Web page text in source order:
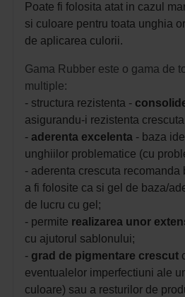
Poate fi folosita atat in cazul
si culoare pentru toata unghia
de aplicarea culorii.
Gama Rubber este o gama de
multiple:
- structura rezistenta -
asigurandu-i rezistenta
- aderenta excelenta - baza
unghiilor problematice (cu
- aderenta crescuta recomanda
a fi folosite ca si gel de baza/
de lucru cu gel;
- permite realizarea unor
cu ajutorul sablonului;
- grad de pigmentare crescut
eventualelor imperfectiuni ale
culoare) sau a resturilor de